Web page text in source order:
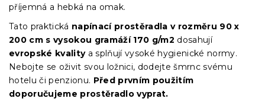
příjemná a hebká na omak.
Tato praktická napínací prostěradla v rozměru 90 x
200 cm s vysokou gramáží 170 g/m2 dosahují
evropské kvalitya splňují vysoké hygienické normy.
Nebojte se oživit svou ložnici, dodejte šmrnc svému
hotelu či penzionu. Před prvním použitím
doporučujeme prostěradlo vyprat.